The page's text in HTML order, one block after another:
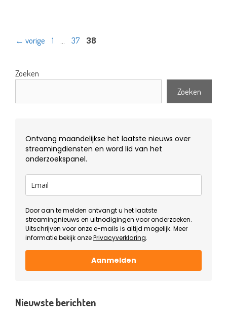
← vorige Pagina
1 Pagina
37 Pagina
38
Zoeken
Zoeken
Ontvang maandelijkse het laatste nieuws over
streamingdiensten en word lid van het
onderzoekspanel.
Door aan te melden ontvangt u het laatste
streamingnieuws en uitnodigingen voor onderzoeken.
Uitschrijven voor onze e-mails is altijd mogelijk. Meer
informatie bekijk onzePrivacyverklaring.
Aanmelden
Nieuwste berichten